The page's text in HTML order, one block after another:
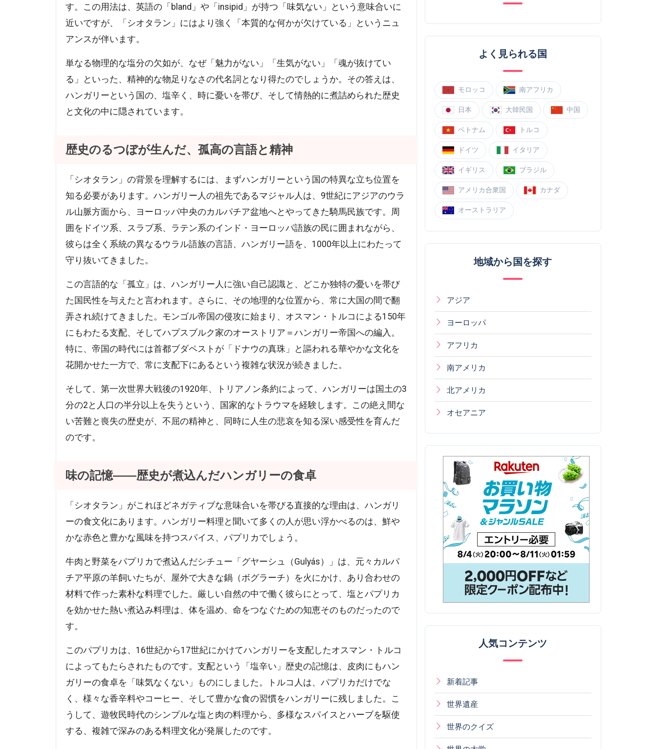
す。この用法は、英語の「bland」や「insipid」が持つ「味気ない」という意味合いに
近いですが、「シオタラン」にはより強く「本質的な何かが欠けている」というニュ
アンスが伴います。
単なる物理的な塩分の欠如が、なぜ「魅力がない」「生気がない」「魂が抜けてい
る」といった、精神的な物足りなさの代名詞となり得たのでしょうか。その答えは、
ハンガリーという国の、塩辛く、時に憂いを帯び、そして情熱的に煮詰められた歴史
と文化の中に隠されています。
歴史のるつぼが生んだ、孤高の言語と精神
「シオタラン」の背景を理解するには、まずハンガリーという国の特異な立ち位置を
知る必要があります。ハンガリー人の祖先であるマジャル人は、9世紀にアジアのウラ
ル山脈方面から、ヨーロッパ中央のカルパチア盆地へとやってきた騎馬民族です。周
囲をドイツ系、スラブ系、ラテン系のインド・ヨーロッパ語族の民に囲まれながら、
彼らは全く系統の異なるウラル語族の言語、ハンガリー語を、1000年以上にわたって
守り抜いてきました。
この言語的な「孤立」は、ハンガリー人に強い自己認識と、どこか独特の憂いを帯び
た国民性を与えたと言われます。さらに、その地理的な位置から、常に大国の間で翻
弄され続けてきました。モンゴル帝国の侵攻に始まり、オスマン・トルコによる150年
にもわたる支配、そしてハプスブルク家のオーストリア＝ハンガリー帝国への編入。
特に、帝国の時代には首都ブダペストが「ドナウの真珠」と謳われる華やかな文化を
花開かせた一方で、常に支配下にあるという複雑な状況が続きました。
そして、第一次世界大戦後の1920年、トリアノン条約によって、ハンガリーは国土の3
分の2と人口の半分以上を失うという、国家的なトラウマを経験します。この絶え間な
い苦難と喪失の歴史が、不屈の精神と、同時に人生の悲哀を知る深い感受性を育んだ
のです。
味の記憶――歴史が煮込んだハンガリーの食卓
「シオタラン」がこれほどネガティブな意味合いを帯びる直接的な理由は、ハンガリ
ーの食文化にあります。ハンガリー料理と聞いて多くの人が思い浮かべるのは、鮮や
かな赤色と豊かな風味を持つスパイス、パプリカでしょう。
牛肉と野菜をパプリカで煮込んだシチュー「グヤーシュ（Gulyás）」は、元々カルパ
チア平原の羊飼いたちが、屋外で大きな鍋（ボグラーチ）を火にかけ、あり合わせの
材料で作った素朴な料理でした。厳しい自然の中で働く彼らにとって、塩とパプリカ
を効かせた熱い煮込み料理は、体を温め、命をつなぐための知恵そのものだったので
す。
このパプリカは、16世紀から17世紀にかけてハンガリーを支配したオスマン・トルコ
によってもたらされたものです。支配という「塩辛い」歴史の記憶は、皮肉にもハン
ガリーの食卓を「味気なくない」ものにしました。トルコ人は、パプリカだけでな
く、様々な香辛料やコーヒー、そして豊かな食の習慣をハンガリーに残しました。こ
うして、遊牧民時代のシンプルな塩と肉の料理から、多様なスパイスとハーブを駆使
する、複雑で深みのある料理文化が発展したのです。
よく見られる国
モロッコ 南アフリカ
日本 大韓民国 中国
ベトナム トルコ
ドイツ イタリア
イギリス ブラジル
アメリカ合衆国 カナダ
オーストラリア
地域から国を探す
アジア
ヨーロッパ
アフリカ
南アメリカ
北アメリカ
オセアニア
人気コンテンツ
新着記事
世界遺産
世界のクイズ